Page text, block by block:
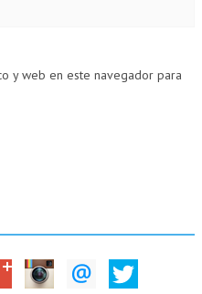
y web en este navegador para